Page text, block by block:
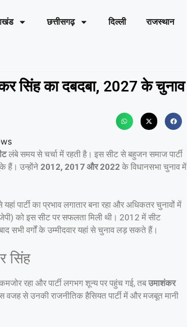
छत्तीसगढ़ दिल्ली राजस्थान
सिंह का दबदबा, 2027 के चुनाव
लंबे समय से चर्चा में रहती है। इस सीट से बहुजन समाज पार्टी
हैं। उन्होंने 2012, 2017 और 2022 के विधानसभा चुनाव में
पार्टी का प्रभाव लगातार बना रहा और अधिकतर चुनावों में
को इस सीट पर सफलता मिली थी। 2012 में सीट
सभी वर्गों के उम्मीदवार यहां से चुनाव लड़ सकते हैं।
सिंह
रहा और पार्टी लगभग शून्य पर पहुंच गई, तबउमाशंकर
से उनकी राजनीतिक हैसियत पार्टी में और मजबूत मानी